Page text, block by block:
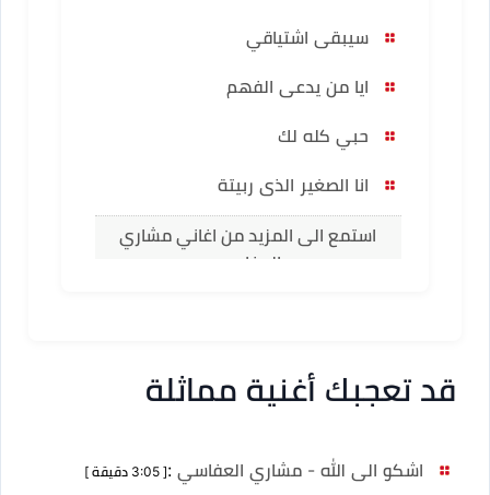
سيبقى اشتياقي
ايا من يدعى الفهم
حبي كله لك
انا الصغير الذى ربيتة
استمع الى المزيد من اغاني مشاري
العفاسي
قد تعجبك أغنية مماثلة
اشكو الى الله - مشاري العفاسي :[ 3:05 دقيقة ]